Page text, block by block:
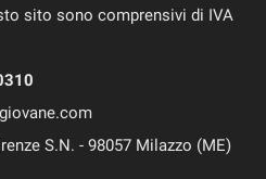
sito sono comprensivi di IVA
S.N. - 98057 Milazzo (ME)